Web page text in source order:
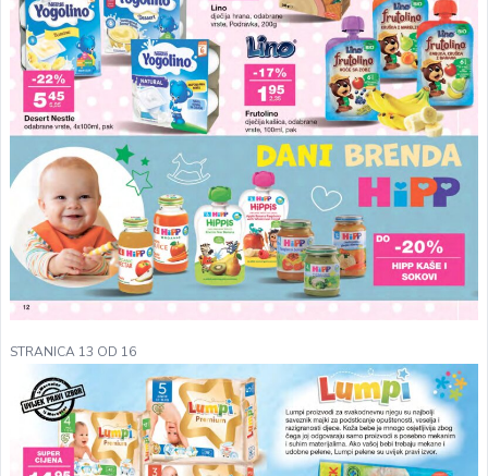
STRANICA 13 OD 16